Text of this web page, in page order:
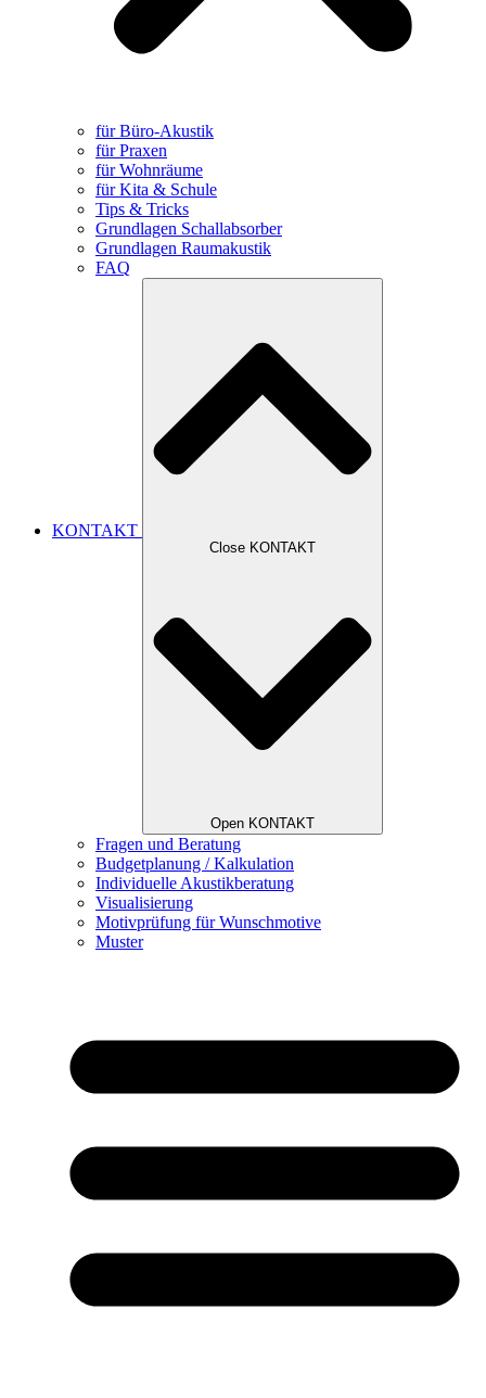
für Büro-Akustik
für Praxen
für Wohnräume
für Kita & Schule
Tips & Tricks
Grundlagen Schallabsorber
Grundlagen Raumakustik
FAQ
KONTAKT
Close KONTAKT
Open KONTAKT
Fragen und Beratung
Budgetplanung / Kalkulation
Individuelle Akustikberatung
Visualisierung
Motivprüfung für Wunschmotive
Muster